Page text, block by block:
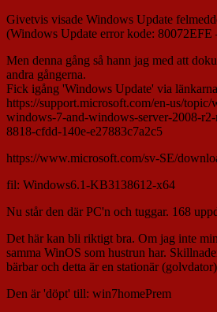
Givetvis visade Windows Update
(Windows Update error kode: 80072EFE
Men denna gång så hann jag med att
andra gångerna.
Fick igång 'Windows Update' via
https://support.microsoft.com/en-us/
windows-7-and-windows-server-2008-
8818-cfdd-140e-e27883c7a2c5
https://www.microsoft.com/sv-SE/
fil: Windows6.1-KB3138612-x64
Nu står den där PC'n och tuggar. 168
Det här kan bli riktigt bra. Om jag inte
samma WinOS som hustrun har.
bärbar och detta är en stationär
Den är 'döpt' till: win7homePrem